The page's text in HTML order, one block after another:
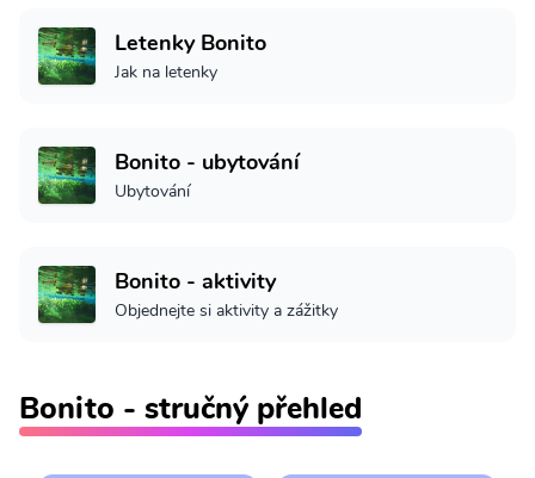
Letenky Bonito
Jak na letenky
Bonito - ubytování
Ubytování
Bonito - aktivity
Objednejte si aktivity a zážitky
Bonito - stručný přehled